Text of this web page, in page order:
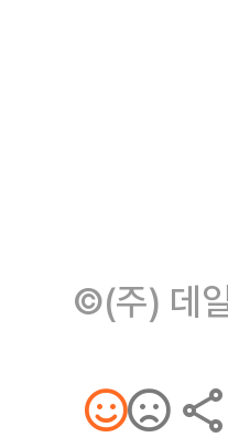
©(주) 데